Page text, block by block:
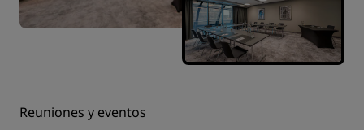
Reuniones y eventos